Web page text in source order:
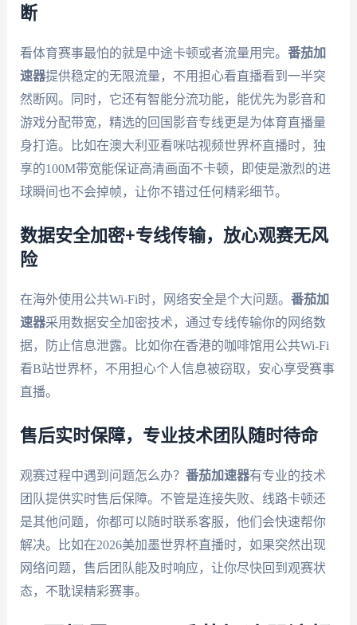
断
看体育赛事最怕的就是中途卡顿或者流量用完。 番茄加
速器提供稳定的无限流量，不用担心看直播看到一半突
然断网。同时，它还有智能分流功能，能优先为影音和
游戏分配带宽，精选的回国影音专线更是为体育直播量
身打造。比如在澳大利亚看咪咕视频世界杯直播时，独
享的100M带宽能保证高清画面不卡顿，即使是激烈的进
球瞬间也不会掉帧，让你不错过任何精彩细节。
数据安全加密+专线传输，放心观赛无风
险
在海外使用公共Wi-Fi时，网络安全是个大问题。 番茄加
速器采用数据安全加密技术，通过专线传输你的网络数
据，防止信息泄露。比如你在香港的咖啡馆用公共Wi-Fi
看B站世界杯，不用担心个人信息被窃取，安心享受赛事
直播。
售后实时保障，专业技术团队随时待命
观赛过程中遇到问题怎么办？ 番茄加速器有专业的技术
团队提供实时售后保障。不管是连接失败、线路卡顿还
是其他问题，你都可以随时联系客服，他们会快速帮你
解决。比如在2026美加墨世界杯直播时，如果突然出现
网络问题，售后团队能及时响应，让你尽快回到观赛状
态，不耽误精彩赛事。